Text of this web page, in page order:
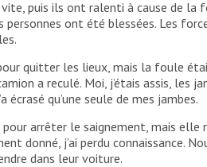
puis ils ont ralenti à cause de la
ont été blessées. Les
quitter les lieux, mais la foule
a reculé. Moi, j’étais assis, les
écrasé qu’une seule de mes jambes.
arrêter le saignement, mais elle
donné, j’ai perdu connaissance.
dans leur voiture.